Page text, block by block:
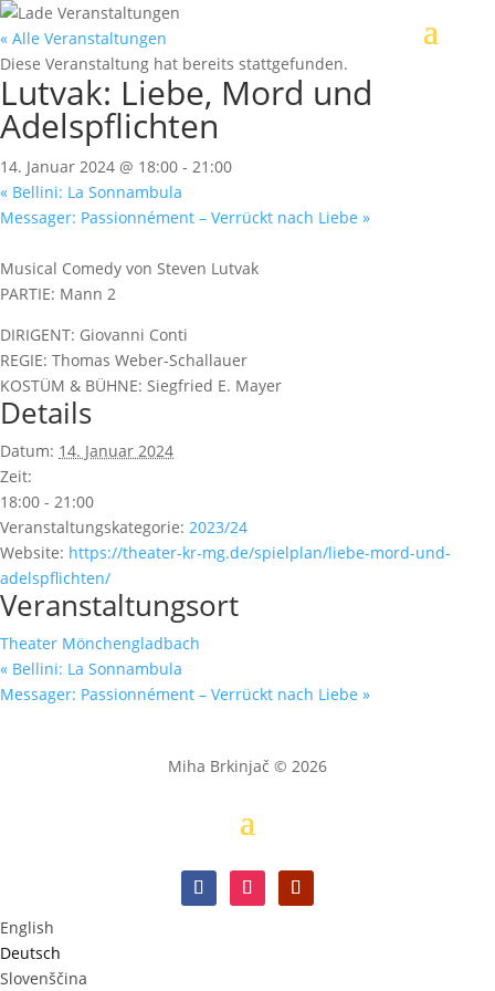
« Alle Veranstaltungen
Diese Veranstaltung hat bereits stattgefunden.
Lutvak: Liebe, Mord und
Adelspflichten
14. Januar 2024 @ 18:00 - 21:00
« Bellini: La Sonnambula
Messager: Passionnément – Verrückt nach Liebe »
Musical Comedy von Steven Lutvak
PARTIE: Mann 2
DIRIGENT: Giovanni Conti
REGIE: Thomas Weber-Schallauer
KOSTÜM & BÜHNE: Siegfried E. Mayer
Details
Datum: 14. Januar 2024
Zeit:
18:00 - 21:00
Veranstaltungskategorie: 2023/24
Website: https://theater-kr-mg.de/spielplan/liebe-mord-und-
adelspflichten/
Veranstaltungsort
Theater Mönchengladbach
« Bellini: La Sonnambula
Messager: Passionnément – Verrückt nach Liebe »
Miha Brkinjač © 2026
English
Deutsch
Slovenščina